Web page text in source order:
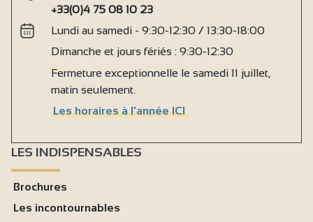
+33(0)4 75 08 10 23
Lundi au samedi - 9:30-12:30 / 13:30-18:00
Dimanche et jours fériés : 9:30-12:30
Fermeture exceptionnelle le samedi 11 juillet,
matin seulement.
Les horaires à l'année ICI
LES INDISPENSABLES
Brochures
Les incontournables